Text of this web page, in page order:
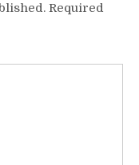
Required